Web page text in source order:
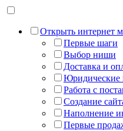
Открыть интернет
Первые шаги
Выбор ниши
Доставка и
Юридические
Работа с
Создание
Наполнение
Первые